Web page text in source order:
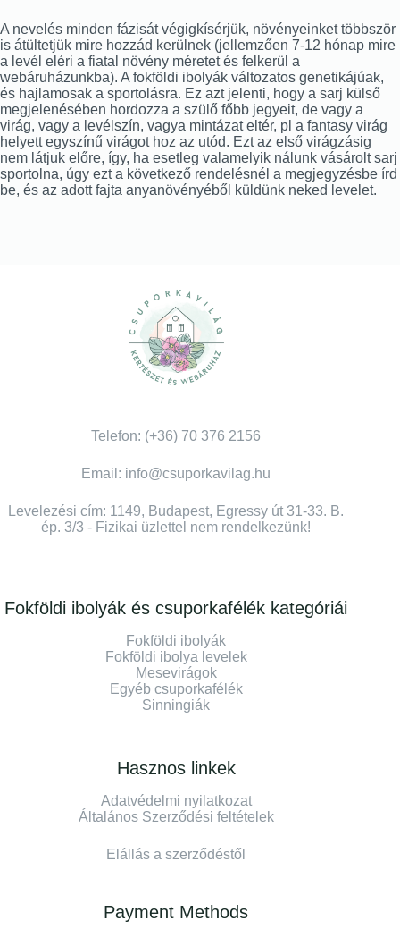
A nevelés minden fázisát végigkísérjük, növényeinket többször
is átültetjük mire hozzád kerülnek (jellemzően 7-12 hónap mire
a levél eléri a fiatal növény méretet és felkerül a
webáruházunkba). A fokföldi ibolyák változatos genetikájúak,
és hajlamosak a sportolásra. Ez azt jelenti, hogy a sarj külső
megjelenésében hordozza a szülő főbb jegyeit, de vagy a
virág, vagy a levélszín, vagya mintázat eltér, pl a fantasy virág
helyett egyszínű virágot hoz az utód. Ezt az első virágzásig
nem látjuk előre, így, ha esetleg valamelyik nálunk vásárolt sarj
sportolna, úgy ezt a következő rendelésnél a megjegyzésbe írd
be, és az adott fajta anyanövényéből küldünk neked levelet.
Telefon: (+36) 70 376 2156
Email: info@csuporkavilag.hu
Levelezési cím: 1149, Budapest, Egressy út 31-33. B.
ép. 3/3 - Fizikai üzlettel nem rendelkezünk!
Fokföldi ibolyák és csuporkafélék kategóriái
Fokföldi ibolyák
Fokföldi ibolya levelek
Mesevirágok
Egyéb csuporkafélék
Sinningiák
Hasznos linkek
Adatvédelmi nyilatkozat
Általános Szerződési feltételek
Elállás a szerződéstől
Payment Methods